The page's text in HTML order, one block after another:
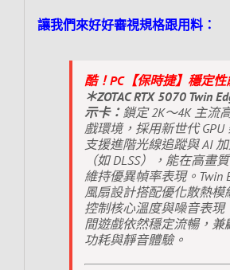
讓我們來好好審視規格跟用料：
酷！PC【保時捷】穩定性
＊ZOTAC RTX 5070 Twin
示卡： 鎖定 2K～4K 主流
戲環境，採用新世代 GPU
支援進階光線追蹤與 AI
（如 DLSS），能在高畫
維持優異幀率表現。Twin
風扇設計搭配優化散熱模
控制核心溫度與噪音表現
間遊戲依然穩定流暢，兼
功耗與靜音體驗。